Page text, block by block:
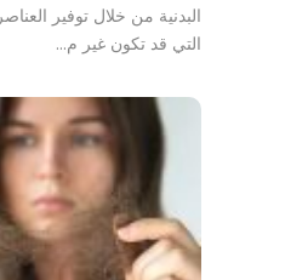
البدنية من خلال توفير
التي قد تكون غير م…